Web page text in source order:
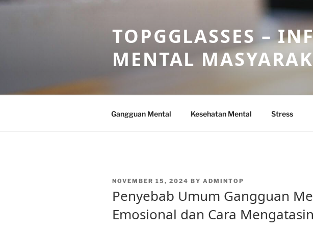
Skip
TOPGGLASSES –
MENTAL
Gangguan Mental Kesehatan Mental Stress
POSTED
NOVEMBER 15, 2024 BY ADMINTOP
Penyebab Umum Gangguan
Emosional dan Cara